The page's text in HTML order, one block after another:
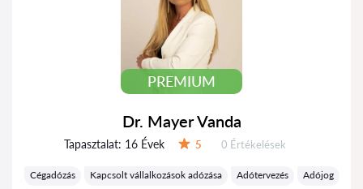
PREMIUM
Dr. Mayer Vanda
Tapasztalat: 16 Évek 5 Értékelések:
0 Értékelések
Cégadózás Kapcsolt vállalkozások adózása Adótervezés Adójog